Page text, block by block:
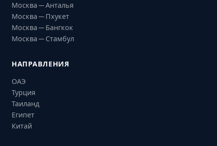
Москва — Анталья
Москва — Пхукет
Москва — Бангкок
Москва — Стамбул
НАПРАВЛЕНИЯ
ОАЭ
Турция
Таиланд
Египет
Китай